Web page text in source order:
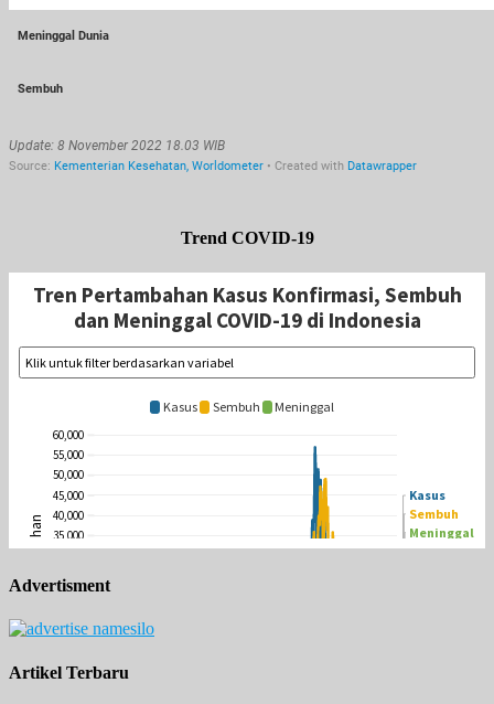
Trend COVID-19
Advertisment
Artikel Terbaru